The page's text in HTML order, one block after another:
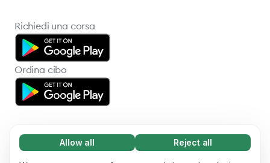
Necessary (65)
Allow all Reject all
Richiedi una corsa
Ordina cibo